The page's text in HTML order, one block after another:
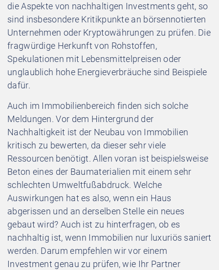
die Aspekte von nachhaltigen Investments geht, so
sind insbesondere Kritikpunkte an börsennotierten
Unternehmen oder Kryptowährungen zu prüfen. Die
fragwürdige Herkunft von Rohstoffen,
Spekulationen mit Lebensmittelpreisen oder
unglaublich hohe Energieverbräuche sind Beispiele
dafür.
Auch im Immobilienbereich finden sich solche
Meldungen. Vor dem Hintergrund der
Nachhaltigkeit ist der Neubau von Immobilien
kritisch zu bewerten, da dieser sehr viele
Ressourcen benötigt. Allen voran ist beispielsweise
Beton eines der Baumaterialien mit einem sehr
schlechten Umweltfußabdruck. Welche
Auswirkungen hat es also, wenn ein Haus
abgerissen und an derselben Stelle ein neues
gebaut wird? Auch ist zu hinterfragen, ob es
nachhaltig ist, wenn Immobilien nur luxuriös saniert
werden. Darum empfehlen wir vor einem
Investment genau zu prüfen, wie Ihr Partner